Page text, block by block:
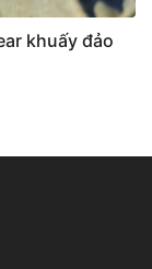
khuấy đảo